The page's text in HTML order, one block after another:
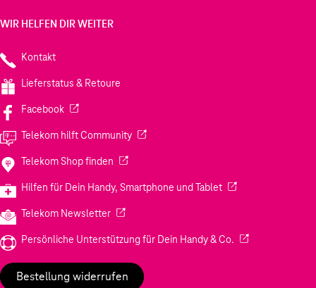
WIR HELFEN DIR WEITER
Kontakt
Lieferstatus & Retoure
Facebook(Wird in einem neuen Tab geöffnet)
Telekom hilft Community(Wird in einem neuen Tab geöffnet)
Telekom Shop finden (Wird in einem neuen Tab geöffnet)
Hilfen für Dein Handy, Smartphone und Tablet(Wird in einem
Telekom Newsletter(Wird in einem neuen Tab geöffnet)
Persönliche Unterstützung für Dein Handy & Co. (Wird in einem
Bestellung widerrufen